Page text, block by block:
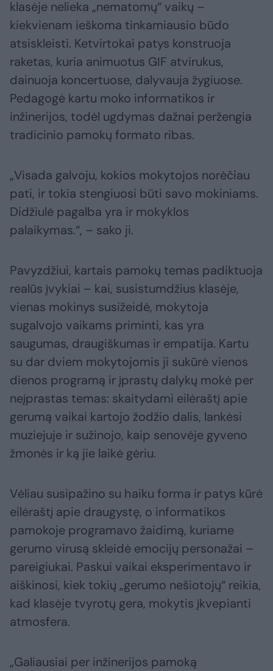
klasėje nelieka „nematomų“ vaikų –
kiekvienam ieškoma tinkamiausio būdo
atsiskleisti. Ketvirtokai patys konstruoja
raketas, kuria animuotus GIF atvirukus,
dainuoja koncertuose, dalyvauja žygiuose.
Pedagogė kartu moko informatikos ir
inžinerijos, todėl ugdymas dažnai peržengia
tradicinio pamokų formato ribas.
„Visada galvoju, kokios mokytojos norėčiau
pati, ir tokia stengiuosi būti savo mokiniams.
Didžiulė pagalba yra ir mokyklos
palaikymas.“, – sako ji.
Pavyzdžiui, kartais pamokų temas padiktuoja
realūs įvykiai – kai, susistumdžius klasėje,
vienas mokinys susižeidė, mokytoja
sugalvojo vaikams priminti, kas yra
saugumas, draugiškumas ir empatija. Kartu
su dar dviem mokytojomis ji sukūrė vienos
dienos programą ir įprastų dalykų mokė per
neįprastas temas: skaitydami eilėraštį apie
gerumą vaikai kartojo žodžio dalis, lankėsi
muziejuje ir sužinojo, kaip senovėje gyveno
žmonės ir ką jie laikė gėriu.
Vėliau susipažino su haiku forma ir patys kūrė
eilėraštį apie draugystę, o informatikos
pamokoje programavo žaidimą, kuriame
gerumo virusą skleidė emocijų personažai –
pareigiukai. Paskui vaikai eksperimentavo ir
aiškinosi, kiek tokių „gerumo nešiotojų“ reikia,
kad klasėje tvyrotų gera, mokytis įkvepianti
atmosfera.
„Galiausiai per inžinerijos pamoką